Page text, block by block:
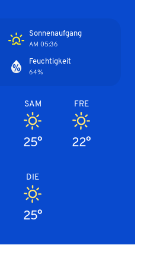
Sonnenaufgang
05:36 AM
Feuchtigkeit
64%
FRE
22°
SAM
25°
DIE
25°